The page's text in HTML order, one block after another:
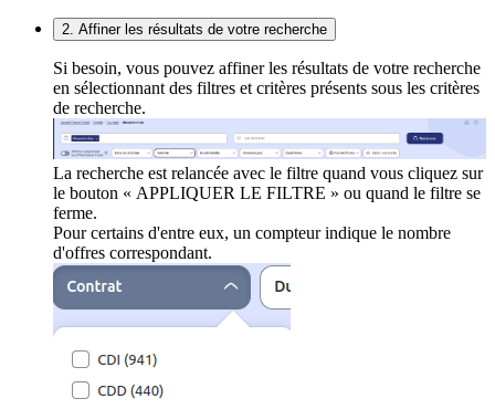
2. Affiner les résultats de votre recherche
Si besoin, vous pouvez affiner les résultats de votre recherche
en sélectionnant des filtres et critères présents sous les critères
de recherche.
La recherche est relancée avec le filtre quand vous cliquez sur
le bouton « APPLIQUER LE FILTRE » ou quand le filtre se
ferme.
Pour certains d'entre eux, un compteur indique le nombre
d'offres correspondant.